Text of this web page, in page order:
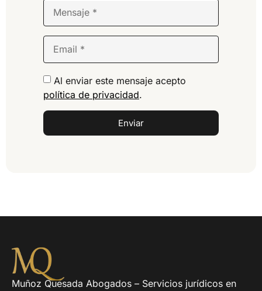
Al enviar este mensaje acepto
política de privacidad.
Enviar
Muñoz Quesada Abogados – Servicios jurídicos en